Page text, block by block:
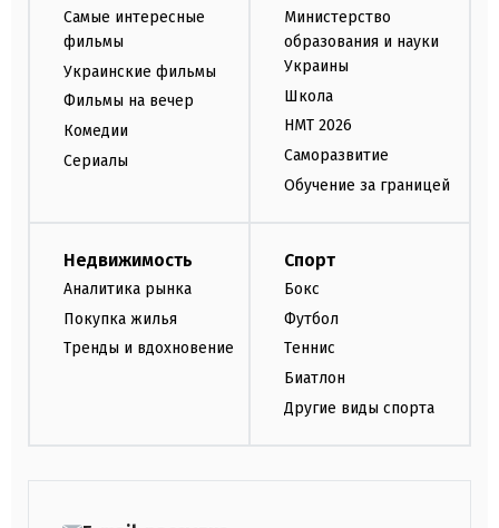
Самые интересные
фильмы
Украинские фильмы
Фильмы на вечер
Комедии
Сериалы
Министерство
образования и науки
Украины
Школа
НМТ 2026
Саморазвитие
Обучение за границей
Недвижимость
Аналитика рынка
Покупка жилья
Тренды и вдохновение
Спорт
Бокс
Футбол
Теннис
Биатлон
Другие виды спорта